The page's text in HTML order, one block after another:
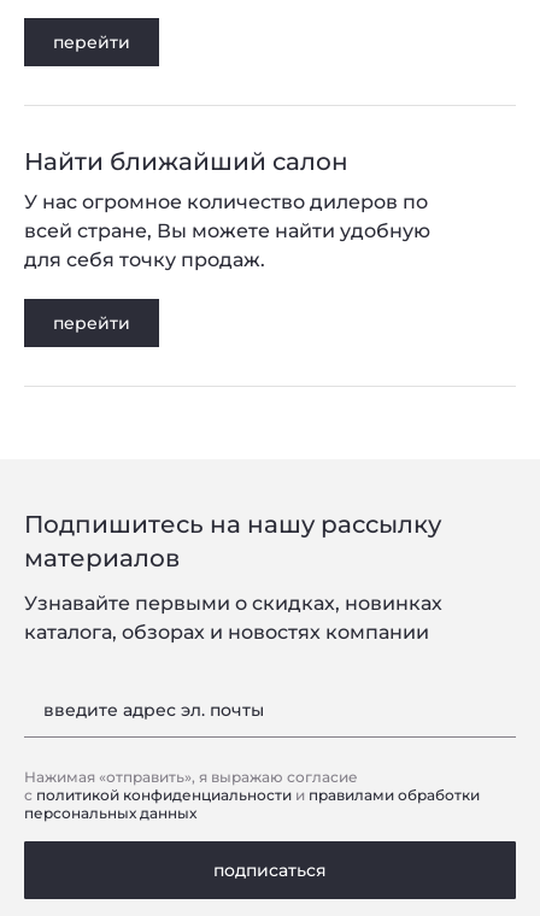
перейти
Найти ближайший салон
перейти
У нас огромное количество дилеров по
всей стране, Вы можете найти удобную
для себя точку продаж.
Подпишитесь на нашу рассылку
материалов
Узнавайте первыми о скидках, новинках
каталога, обзорах и новостях компании
введите адрес эл. почты
Нажимая «отправить», я выражаю согласие
с политикой конфиденциальности и правилами обработки
персональных данных
подписаться